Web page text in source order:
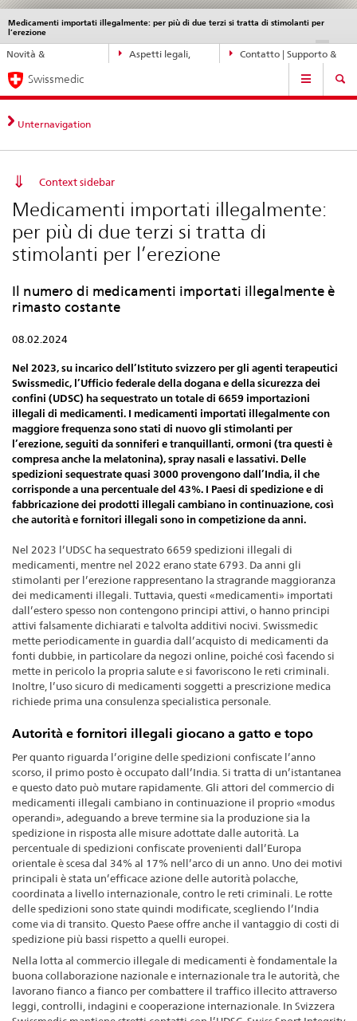
Navigazione
diretta:
novità,
aspetti
legali,
contatto
Novità &
Aspetti legali,
Contatto | Supporto &
Medicamenti importati illegalmente: per più di due terzi si tratta di stimolanti per
l’erezione
DE IT
Service
navigation
Navigation
Swissmedic
Unternavigation
Context sidebar
Medicamenti importati illegalmente:
per più di due terzi si tratta di
stimolanti per l’erezione
Il numero di medicamenti importati illegalmente è
rimasto costante
08.02.2024
Nel 2023, su incarico dell’Istituto svizzero per gli agenti terapeutici
Swissmedic, l’Ufficio federale della dogana e della sicurezza dei
confini (UDSC) ha sequestrato un totale di 6659 importazioni
illegali di medicamenti. I medicamenti importati illegalmente con
maggiore frequenza sono stati di nuovo gli stimolanti per
l’erezione, seguiti da sonniferi e tranquillanti, ormoni (tra questi è
compresa anche la melatonina), spray nasali e lassativi. Delle
spedizioni sequestrate quasi 3000 provengono dall’India, il che
corrisponde a una percentuale del 43%. I Paesi di spedizione e di
fabbricazione dei prodotti illegali cambiano in continuazione, così
che autorità e fornitori illegali sono in competizione da anni.
Nel 2023 l’UDSC ha sequestrato 6659 spedizioni illegali di
medicamenti, mentre nel 2022 erano state 6793. Da anni gli
stimolanti per l’erezione rappresentano la stragrande maggioranza
dei medicamenti illegali. Tuttavia, questi «medicamenti» importati
dall’estero spesso non contengono principi attivi, o hanno principi
attivi falsamente dichiarati e talvolta additivi nocivi. Swissmedic
mette periodicamente in guardia dall’acquisto di medicamenti da
fonti dubbie, in particolare da negozi online, poiché così facendo si
mette in pericolo la propria salute e si favoriscono le reti criminali.
Inoltre, l’uso sicuro di medicamenti soggetti a prescrizione medica
richiede prima una consulenza specialistica personale.
Autorità e fornitori illegali giocano a gatto e topo
Per quanto riguarda l’origine delle spedizioni confiscate l’anno
scorso, il primo posto è occupato dall’India. Si tratta di un’istantanea
e questo dato può mutare rapidamente. Gli attori del commercio di
medicamenti illegali cambiano in continuazione il proprio «modus
operandi», adeguando a breve termine sia la produzione sia la
spedizione in risposta alle misure adottate dalle autorità. La
percentuale di spedizioni confiscate provenienti dall’Europa
orientale è scesa dal 34% al 17% nell’arco di un anno. Uno dei motivi
principali è stata un’efficace azione delle autorità polacche,
coordinata a livello internazionale, contro le reti criminali. Le rotte
delle spedizioni sono state quindi modificate, scegliendo l’India
come via di transito. Questo Paese offre anche il vantaggio di costi di
spedizione più bassi rispetto a quelli europei.
Nella lotta al commercio illegale di medicamenti è fondamentale la
buona collaborazione nazionale e internazionale tra le autorità, che
lavorano fianco a fianco per combattere il traffico illecito attraverso
leggi, controlli, indagini e cooperazione internazionale. In Svizzera